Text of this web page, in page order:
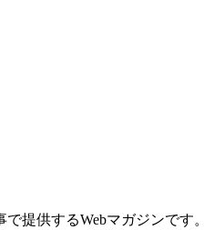
提供するWebマガジンで